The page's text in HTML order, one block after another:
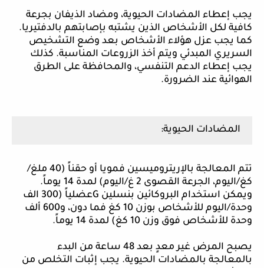
يجب إعطاء المضادات الحيوية، ومضاد الذيفان بجرعة
كافية لكل الأشخاص الذين يشتبه بإصابتهم بالدفتيريا.
كما يجب عزل هؤلاء الأشخاص بعد وضع التشخيص
السريري المبدئي ويتم أخذ الزروعات المناسبة. كذلك
يجب إعطاء الدعم التنفسي، والمحافظة على الطرق
الهوائية عند الضرورة.
المضادات الحيوية:
تتم المعالجة بالإريتروميسين فمويا أو حقناً (40 ملغ/
كغ/اليوم، الجرعة القصوى 2 غ/اليوم) لمدة 14 يوماً.
ويمكن استخدام البروكائين بنسلين G
عضلياً (300 الف
وحدة/اليوم للأشخاص بوزن 10 كغ فما دون، و600 ألف
وحدة للأشخاص فوق وزن 10 كغ) لمدة 14 يوماً.
يصبح المرض غير معدٍ بعد 48 ساعة من البدء
بالمعالجة بالمضادات الحيوية. يجب إثبات التخلص من